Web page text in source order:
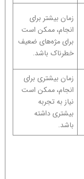
زمان بیشتر برای
انجام، ممکن است
برای مژه‌های ضعیف
خطرناک باشد.
زمان بیشتری برای
انجام، ممکن است
نیاز به تجربه
بیشتری داشته
باشد.